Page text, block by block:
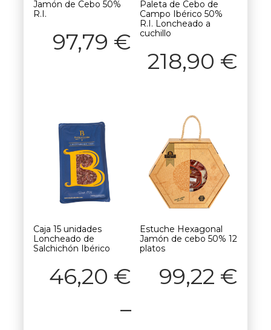
Jamón de Cebo 50%
R.I.
97,79 €
Paleta de Cebo de
Campo Ibérico 50%
R.I. Loncheado a
cuchillo
218,90 €
Caja 15 unidades
Loncheado de
Salchichón Ibérico
46,20 €
–
Estuche Hexagonal
Jamón de cebo 50% 12
platos
99,22 €